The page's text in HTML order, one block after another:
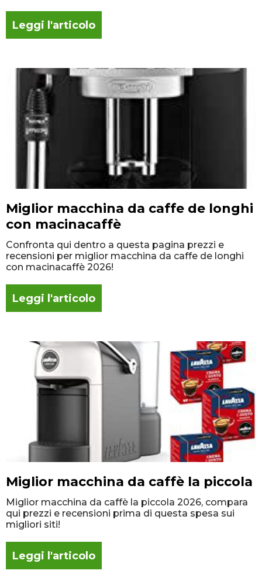
Leggi l'articolo
Miglior macchina da caffe de longhi
con macinacaffè
Confronta qui dentro a questa pagina prezzi e
recensioni per miglior macchina da caffe de longhi
con macinacaffè 2026!
Leggi l'articolo
Miglior macchina da caffè la piccola
Miglior macchina da caffè la piccola 2026, compara
qui prezzi e recensioni prima di questa spesa sui
migliori siti!
Leggi l'articolo